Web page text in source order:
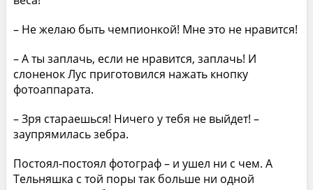
– Не желаю быть чемпионкой! Мне это не нравится!
– А ты заплачь, если не нравится, заплачь! И
слоненок Лус приготовился нажать кнопку
фотоаппарата.
– Зря стараешься! Ничего у тебя не выйдет! –
заупрямилась зебра.
Постоял-постоял фотограф – и ушел ни с чем. А
Тельняшка с той поры так больше ни одной